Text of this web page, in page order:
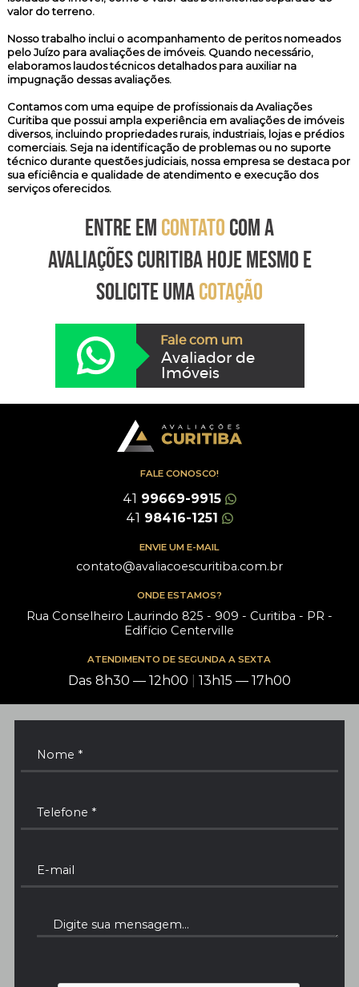
valor do terreno.
Nosso trabalho inclui o acompanhamento de peritos nomeados
pelo Juízo para avaliações de imóveis. Quando necessário,
elaboramos laudos técnicos detalhados para auxiliar na
impugnação dessas avaliações.
Contamos com uma equipe de profissionais da Avaliações
Curitiba que possui ampla experiência em avaliações de imóveis
diversos, incluindo propriedades rurais, industriais, lojas e prédios
comerciais. Seja na identificação de problemas ou no suporte
técnico durante questões judiciais, nossa empresa se destaca por
sua eficiência e qualidade de atendimento e execução dos
serviços oferecidos.
ENTRE EM CONTATO COM A
AVALIAÇÕES CURITIBA HOJE MESMO E
SOLICITE UMACOTAÇÃO
Fale com um
Avaliador de
Imóveis
ENVIE UM E-MAIL
contato@avaliacoescuritiba.com.br
ONDE ESTAMOS?
Rua Conselheiro Laurindo 825 - 909 - Curitiba - PR -
Edifício Centerville
FALE CONOSCO!
41 99669-9915
41 98416-1251
ATENDIMENTO DE SEGUNDA A SEXTA
Das 8h30 — 12h00 13h15 — 17h00